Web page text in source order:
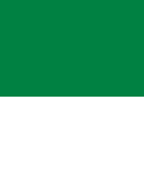
Ehlers